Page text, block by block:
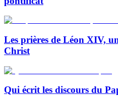
Les prières de Léon XIV,
Christ
Qui écrit les discours du